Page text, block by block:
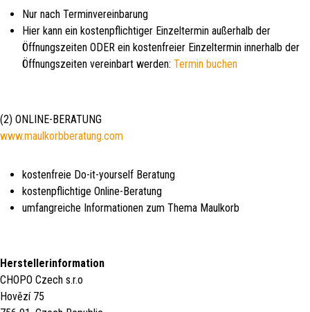
Nur nach Terminvereinbarung
Hier kann ein kostenpflichtiger Einzeltermin außerhalb der
Öffnungszeiten ODER ein kostenfreier Einzeltermin innerhalb der
Öffnungszeiten vereinbart werden: Termin buchen
(2) ONLINE-BERATUNG
www.maulkorbberatung.com
kostenfreie Do-it-yourself Beratung
kostenpflichtige Online-Beratung
umfangreiche Informationen zum Thema Maulkorb
Herstellerinformation
CHOPO Czech s.r.o
Hovězí 75